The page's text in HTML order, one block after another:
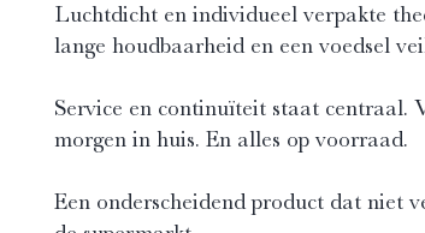
Luchtdicht en individueel verpakte
lange houdbaarheid en een voedsel
Service en continuïteit staat centraal.
morgen in huis. En alles op voorraad.
Een onderscheidend product dat niet